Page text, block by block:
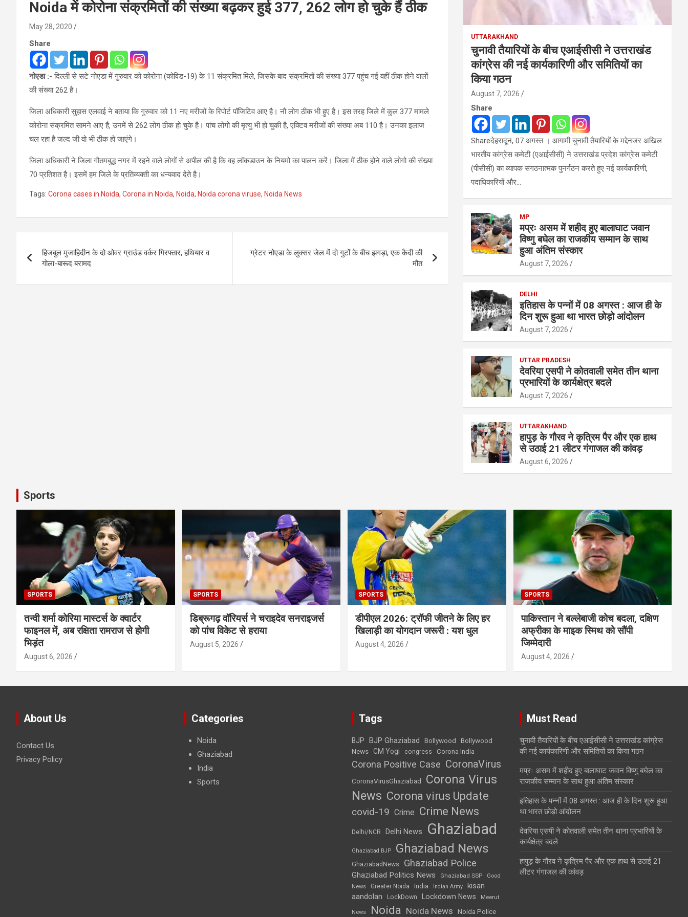
Noida में कोरोना संक्रमितों की संख्या बढ़कर हुई 377, 262 लोग हो चुके हैं ठीक
May 28, 2020
Share
नोएडा :-दिल्ली से सटे नोएडा में गुरुवार को कोरोना (कोविड-19) के 11 संक्रमित मिले, जिसके बाद संक्रमितों की संख्या 377 पहुंच गई वहीं ठीक होने वालों
की संख्या 262 है।
जिला अधिकारी सुहास एलवाई ने बताया कि गुरुवार को 11 नए मरीजों के रिपोर्ट पॉजिटिव आए है। नौ लोग ठीक भी हुए है। इस तरह जिले में कुल 377 मामले
कोरोना संक्रमित सामने आए है, उनमें से 262 लोग ठीक हो चुके है। पांच लोगो की मृत्यु भी हो चुकी है, एक्टिव मरीजों की संख्या अब 110 है। उनका इलाज
चल रहा है जल्द जी वो भी ठीक हो जाएंगे।
जिला अधिकारी ने जिला गौतमबुद्ध नगर में रहने वाले लोगों से अपील की है कि वह लॉकडाउन के नियमो का पालन करें। जिला में ठीक होने वाले लोगो की संख्या
70 प्रतिशत है। इसमें हम जिले के प्रतिव्यक्ती का धन्यवाद देते है।
Tags: Corona cases in Noida, Corona in Noida, Noida, Noida corona viruse, Noida News
navigation
हिजबुल मुजाहिदीन के दो ओवर ग्राउंड वर्कर गिरफ्तार, हथियार व
गोला-बारूद बरामद
ग्रेटर नोएडा के लुक्सर जेल में दो गुटों के बीच झगड़ा, एक कैदी की
मौत
UTTARAKHAND
चुनावी तैयारियों के बीच एआईसीसी ने उत्तराखंड
कांग्रेस की नई कार्यकारिणी और समितियों का
किया गठन
August 7, 2026
Share
Shareदेहरादून, 07 अगस्त । आगामी चुनावी तैयारियों के मद्देनजर अखिल
भारतीय कांग्रेस कमेटी (एआईसीसी) ने उत्तराखंड प्रदेश कांग्रेस कमेटी
(पीसीसी) का व्यापक संगठनात्मक पुनर्गठन करते हुए नई कार्यकारिणी,
पदाधिकारियों और…
MP
मप्रः असम में शहीद हुए बालाघाट जवान
विष्णु बघेल का राजकीय सम्मान के साथ
हुआ अंतिम संस्कार
August 7, 2026
DELHI
इतिहास के पन्नों में 08 अगस्त : आज ही के
दिन शुरू हुआ था भारत छोड़ो आंदोलन
August 7, 2026
UTTAR PRADESH
देवरिया एसपी ने कोतवाली समेत तीन थाना
प्रभारियाें के कार्यक्षेत्र बदले
August 7, 2026
UTTARAKHAND
हापुड़ के गौरव ने कृत्रिम पैर और एक हाथ
से उठाई 21 लीटर गंगाजल की कांवड़
August 6, 2026
Sports
SPORTS
तन्वी शर्मा कोरिया मास्टर्स के क्वार्टर
फाइनल में, अब रक्षिता रामराज से होगी
भिड़ंत
August 6, 2026
SPORTS
डिब्रूगढ़ वॉरियर्स ने चराइदेव सनराइजर्स
को पांच विकेट से हराया
August 5, 2026
SPORTS
डीपीएल 2026: ट्रॉफी जीतने के लिए हर
खिलाड़ी का योगदान जरूरी : यश धुल
August 4, 2026
SPORTS
पाकिस्तान ने बल्लेबाजी कोच बदला, दक्षिण
अफ्रीका के माइक स्मिथ को सौंपी
जिम्मेदारी
August 4, 2026
About Us
Contact Us
Privacy Policy
Categories
Noida
Ghaziabad
India
Sports
Tags
BJP BJP Ghaziabad Bollywood
Bollywood
News CM Yogi congress Corona India
Corona Positive Case CoronaVirus
CoronaVirusGhaziabad
Corona Virus
News Corona virus Update
covid-19 Crime Crime News
Delhi/NCR Delhi News Ghaziabad
Ghaziabad BJP Ghaziabad News
GhaziabadNews Ghaziabad Police
Ghaziabad Politics News Ghaziabad SSP
Good
News
Greater Noida India Indian Army
kisan
aandolan
LockDown Lockdown News Meerut
News Noida Noida News Noida Police
Must Read
चुनावी तैयारियों के बीच एआईसीसी ने उत्तराखंड कांग्रेस
की नई कार्यकारिणी और समितियों का किया गठन
मप्रः असम में शहीद हुए बालाघाट जवान विष्णु बघेल का
राजकीय सम्मान के साथ हुआ अंतिम संस्कार
इतिहास के पन्नों में 08 अगस्त : आज ही के दिन शुरू हुआ
था भारत छोड़ो आंदोलन
देवरिया एसपी ने कोतवाली समेत तीन थाना प्रभारियाें के
कार्यक्षेत्र बदले
हापुड़ के गौरव ने कृत्रिम पैर और एक हाथ से उठाई 21
लीटर गंगाजल की कांवड़